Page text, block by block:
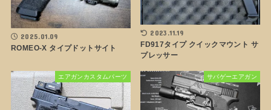
2025.01.09
ROMEO-X タイプドットサイト
2023.11.19
FD917タイプ クイックマウント サ
プレッサー
エアガンカスタムパーツ サバゲーエアガン